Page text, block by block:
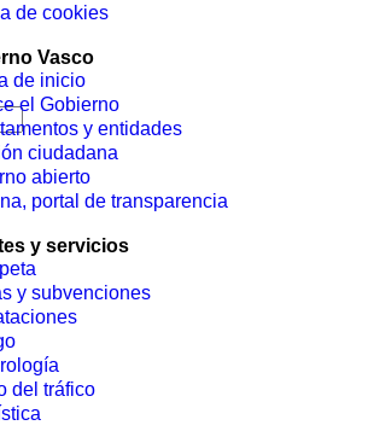
de cookies
Vasco
de inicio
el Gobierno
y entidades
ciudadana
abierto
portal de transparencia
y servicios
y subvenciones
del tráfico